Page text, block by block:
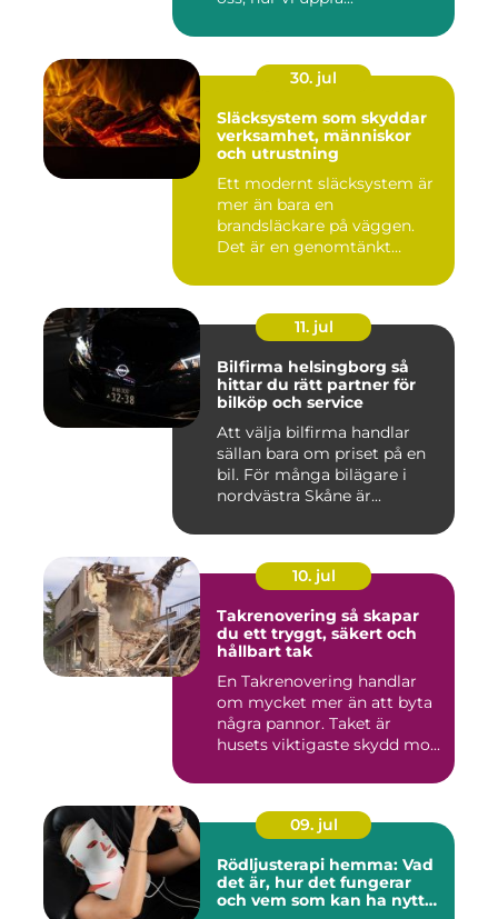
30. jul
Släcksystem som skyddar
verksamhet, människor
och utrustning
Ett modernt släcksystem är
mer än bara en
brandsläckare på väggen.
Det är en genomtänkt
11. jul
Bilfirma helsingborg så
hittar du rätt partner för
bilköp och service
Att välja bilfirma handlar
sällan bara om priset på en
bil. För många bilägare i
nordvästra Skåne är...
10. jul
Takrenovering så skapar
du ett tryggt, säkert och
hållbart tak
En Takrenovering handlar
om mycket mer än att byta
några pannor. Taket är
husets viktigaste skydd mo...
09. jul
Rödljusterapi hemma: Vad
det är, hur det fungerar
och vem som kan ha nytta